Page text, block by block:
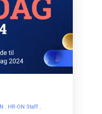
HR-ON Staff